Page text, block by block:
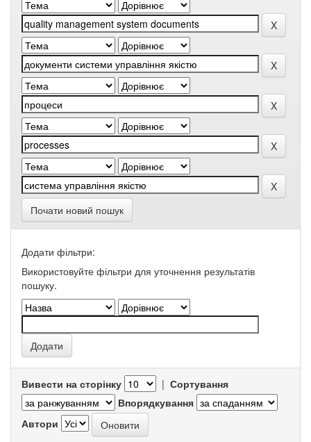
Почати новий пошук
Додати фільтри:
Використовуйте фільтри для уточнення результатів
пошуку.
Вивести на сторінку | Сортування
Впорядкування
Автори